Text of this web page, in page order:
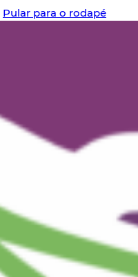
Pular para o rodapé